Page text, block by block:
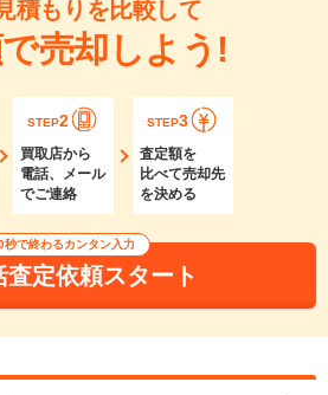
積もりを比較して
売却しよう!
STEP2
買取店から
電話、メール
でご連絡
STEP3
査定額を
比べて売却先
を決める
秒で終わるカンタン入力
査定依頼スタート